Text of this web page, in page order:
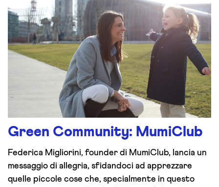
Green Community: MumiClub
Federica Migliorini, founder di MumiClub, lancia un
messaggio di allegria, sfidandoci ad apprezzare
quelle piccole cose che, specialmente in questo